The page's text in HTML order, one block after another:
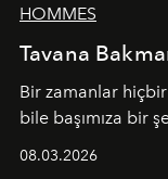
HOMMES
Tavana
Bir zamanlar
bile başımıza bir
08.03.2026